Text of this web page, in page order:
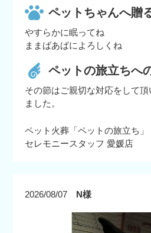
ペットちゃんへ贈
やすらかに眠ってね
ままばあばによろしくね
ペットの旅立ちへ
その節はご親切な対応をして
ました。
ペット火葬「ペットの旅立ち」
セレモニースタッフ 愛媛店
2026/08/07 N様